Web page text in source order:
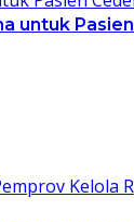
untuk